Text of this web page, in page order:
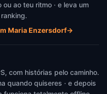
ao teu ritmo · e leva um
Maria Enzersdorf→
com histórias pelo caminho.
quando quiseres · e depois